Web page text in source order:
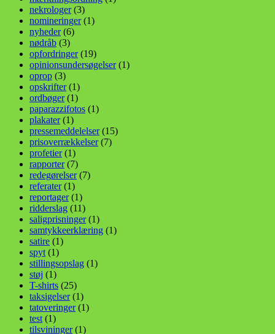
nekrologer(3)
nomineringer(1)
nyheder(6)
nødråb (3)
opfordringer(19)
opinionsundersøgelser(1)
oprop (3)
opskrifter(1)
ordbøger(1)
paparazzifotos (1)
plakater(1)
pressemeddelelser(15)
prisoverrækkelser(7)
profetier(1)
rapporter(7)
redegørelser(7)
referater(1)
reportager(1)
ridderslag (11)
saligprisninger(1)
samtykkeerklæring (1)
satire (1)
spyt (1)
stillingsopslag (1)
støj (1)
T-shirts (25)
taksigelser(1)
tatoveringer(1)
test (1)
tilsvininger(1)